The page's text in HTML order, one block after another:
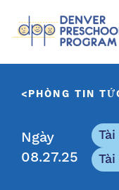
PHÒNG TIN
Ngày
08.27.25